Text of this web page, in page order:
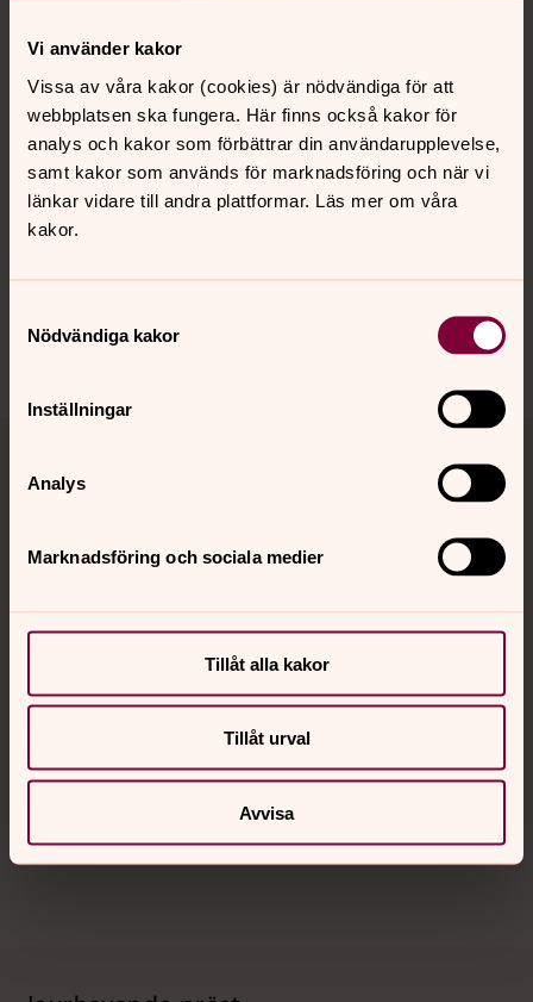
Vi använder kakor
Vissa av våra kakor (cookies) är nödvändiga för att
webbplatsen ska fungera. Här finns också kakor för
analys och kakor som förbättrar din användarupplevelse,
samt kakor som används för marknadsföring och när vi
länkar vidare till andra plattformar. Läs mer om våra
kakor.
Nödvändiga kakor
Inställningar
Analys
Marknadsföring och sociala medier
Tillåt alla kakor
Tillåt urval
Avvisa
Direkt:
0227-15512
E-post:isabelle.johansson2@svenskakyrkan.se
Senast ändrad 22 maj 2024
Synpunkter eller frågor på sidans
innehåll?
Dela
Tillbaka till toppen
Tillbaka till innehållet
Kontakt
Kalender